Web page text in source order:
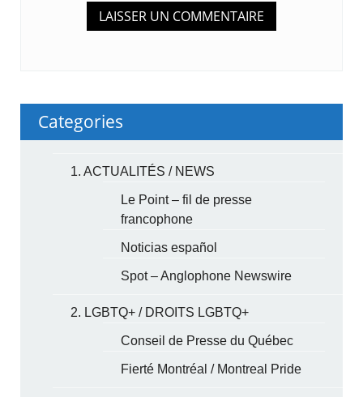
Categories
1. ACTUALITÉS / NEWS
Le Point – fil de presse
francophone
Noticias español
Spot – Anglophone Newswire
2. LGBTQ+ / DROITS LGBTQ+
Conseil de Presse du Québec
Fierté Montréal / Montreal Pride